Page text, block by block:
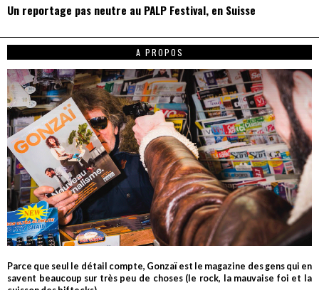
Un reportage pas neutre au PALP Festival, en Suisse
A PROPOS
Parce que seul le détail compte, Gonzaï est le magazine des gens qui en
savent beaucoup sur très peu de choses (le rock, la mauvaise foi et la